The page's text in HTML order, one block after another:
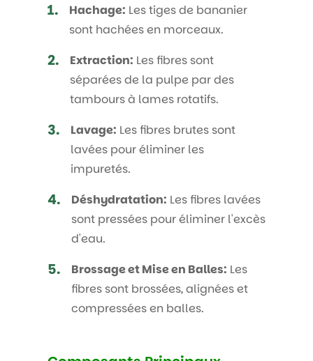
1. Hachage: Les tiges de bananier
sont hachées en morceaux.
2. Extraction: Les fibres sont
séparées de la pulpe par des
tambours à lames rotatifs.
3. Lavage: Les fibres brutes sont
lavées pour éliminer les
impuretés.
4. Déshydratation: Les fibres lavées
sont pressées pour éliminer l'excès
d'eau.
5. Brossage et Mise en Balles: Les
fibres sont brossées, alignées et
compressées en balles.